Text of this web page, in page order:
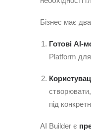
Бізнес має
Готові AI-
Platform
під
AI Builder є